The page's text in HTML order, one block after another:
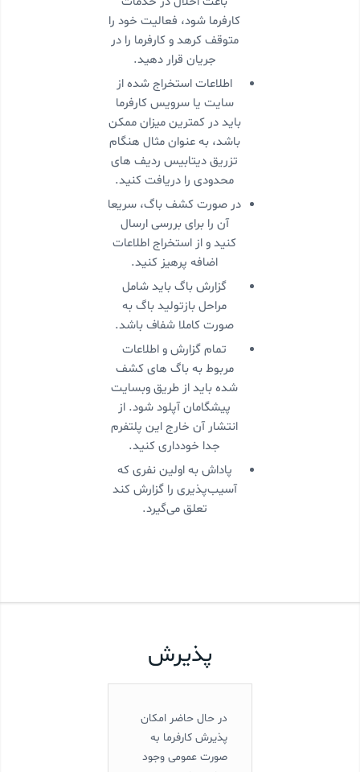
کارفرما شود،‌ فعالیت خود را
متوقف کرهد و کارفرما را در
جریان قرار دهید.
اطلاعات استخراج شده از
سایت یا سرویس کارفرما
باید در کمترین میزان ممکن
باشد، به عنوان مثال هنگام
تزریق دیتابیس ردیف های
محدودی را دریافت کنید.
در صورت کشف باگ، سریعا
آن را برای بررسی ارسال
کنید و از استخراج اطلاعات
اضافه پرهیز کنید.
گزارش باگ باید شامل
مراحل بازتولید باگ به
صورت کاملا شفاف باشد.
تمام گزارش و اطلاعات
مربوط به باگ های کشف
شده باید از طریق وبسایت
پیشگامان آپلود شود. از
انتشار آن خارج این پلتفرم
جدا خودداری کنید.
پاداش به اولین نفری که
آسیب‌پذیری را گزارش کند
تعلق می‌گیرد.
پذیرش
در حال حاضر امکان
پذیرش کارفرما به
صورت عمومی وجود